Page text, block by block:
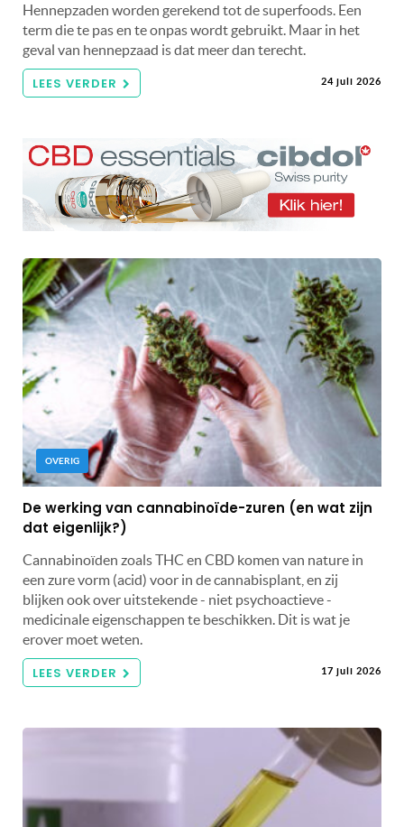
Hennepzaden worden gerekend tot de superfoods. Een
term die te pas en te onpas wordt gebruikt. Maar in het
geval van hennepzaad is dat meer dan terecht.
LEES VERDER 24 juli 2026
OVERIG
De werking van cannabinoïde-zuren (en wat zijn
dat eigenlijk?)
Cannabinoïden zoals THC en CBD komen van nature in
een zure vorm (acid) voor in de cannabisplant, en zij
blijken ook over uitstekende - niet psychoactieve -
medicinale eigenschappen te beschikken. Dit is wat je
erover moet weten.
LEES VERDER 17 juli 2026